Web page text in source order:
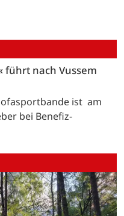
führt nach Vussem
ist am
bei Benefiz-